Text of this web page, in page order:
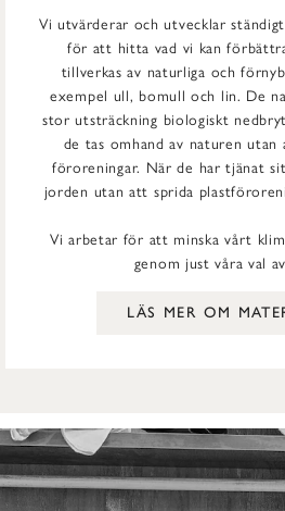
Vi utvärderar och utvecklar
för att hitta vad vi kan
tillverkas av naturliga och
exempel ull, bomull och lin. De
stor utsträckning biologiskt
de tas omhand av naturen utan
föroreningar. När de har tjänat
jorden utan att sprida
Vi arbetar för att minska vårt
genom just våra val
LÄS MER OM